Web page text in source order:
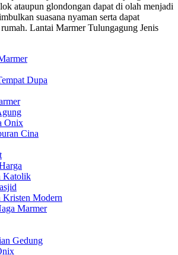
ataupun glondongan dapat di olah menjadi
suasana nyaman serta dapat
Lantai Marmer Tulungagung Jenis
Dupa
Onix
Cina
Katolik
Modern
Marmer
Gedung